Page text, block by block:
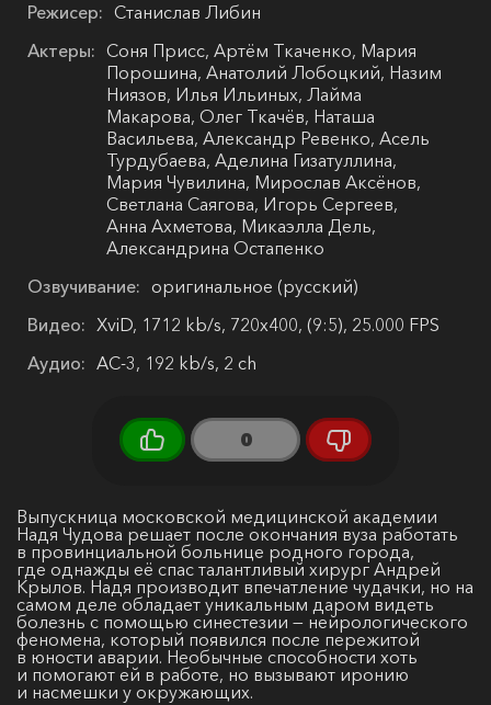
Режисер: Станислав Либин
Актеры: Соня Присс, Артём Ткаченко, Мария
Порошина, Анатолий Лобоцкий, Назим
Ниязов, Илья Ильиных, Лайма
Макарова, Олег Ткачёв, Наташа
Васильева, Александр Ревенко, Асель
Турдубаева, Аделина Гизатуллина,
Мария Чувилина, Мирослав Аксёнов,
Светлана Саягова, Игорь Сергеев,
Анна Ахметова, Микаэлла Дель,
Александрина Остапенко
Озвучивание: оригинальное (русский)
Видео: XviD, 1712 kb/s, 720x400, (9:5), 25.000 FPS
Аудио: AC-3, 192 kb/s, 2 ch
0
Выпускница московской медицинской академии
Надя Чудова решает после окончания вуза работать
в провинциальной больнице родного города,
где однажды её спас талантливый хирург Андрей
Крылов. Надя производит впечатление чудачки, но на
самом деле обладает уникальным даром видеть
болезнь с помощью синестезии — нейрологического
феномена, который появился после пережитой
в юности аварии. Необычные способности хоть
и помогают ей в работе, но вызывают иронию
и насмешки у окружающих.